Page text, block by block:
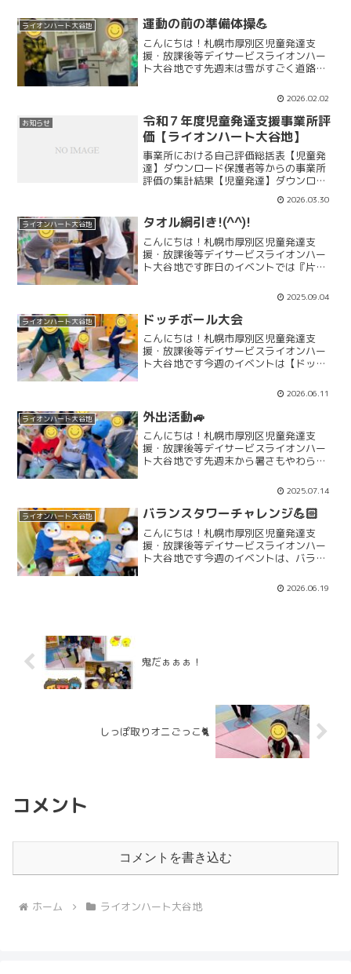
ライオンハート大谷地 運動の前の準備体操💪
こんにちは！札幌市厚別区児童発達支
援・放課後等デイサービスライオンハー
ト大谷地です先週末は雪がすごく道路の
出る時はいつも以上に安全確認をして気
を付けていきましょうね！先週のイベン
ト活動『大網駅伝』みんな最...
2026.02.02
お知らせ
令和７年度児童発達支援事業所評
価【ライオンハート大谷地】
事業所における自己評価総括表【児童発
達】ダウンロード保護者等からの事業所
評価の集計結果【児童発達】ダウンロー
ド事業者用自己評価結果【児童発達】ダ
2026.03.30
ライオンハート大谷地 タオル綱引き!(^^)!
こんにちは！札幌市厚別区児童発達支
援・放課後等デイサービスライオンハー
ト大谷地です昨日のイベントでは『片足
で立ってバランスをとるのも大変です
が、そこにタオルを持ってお互い引っ張
り合うとなるとさらに大変にな...
2025.09.04
ライオンハート大谷地 ドッチボール大会
こんにちは！札幌市厚別区児童発達支
援・放課後等デイサービスライオンハー
ト大谷地です今週のイベントは【ドッチ
ッチボールを行なっていますよ🔥イベン
ト前には、怪我なく参加できるよう、み
んなでしっかりと柔軟...
2026.06.11
ライオンハート大谷地 外出活動🚙
こんにちは！札幌市厚別区児童発達支
援・放課後等デイサービスライオンハー
ト大谷地です先週末から暑さもやわらい
先週の12日㈯は北広島にある駄菓子屋さ
んへ買い物体験に行った後、近くの公園
で遊んできました🚙久...
2025.07.14
ライオンハート大谷地 バランスタワーチャレンジ💪🏻
こんにちは！札幌市厚別区児童発達支
援・放課後等デイサービスライオンハー
ト大谷地です今週のイベントは、バラン
ームに分かれて、制限時間内にいろんな
箱を積み上げていくルールです！始まる
2026.06.19
鬼だぁぁぁ！
しっぽ取りオニごっこ🐈
コメント
コメントを書き込む
ホーム ライオンハート大谷地